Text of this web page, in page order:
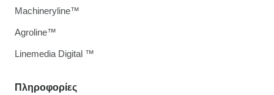
Πληροφορίες
Machineryline™
Agroline™
Linemedia Digital ™